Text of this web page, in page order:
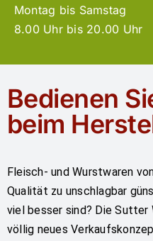
Montag bis Samstag
8.00 Uhr bis 20.00 Uhr
Bedienen
beim
Fleisch- und Wurstwaren
Qualität zu unschlagbar
viel besser sind? Die
völlig neues